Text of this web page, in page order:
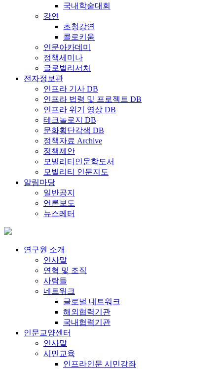
국내학술대회
강연
초청강연
콜로키움
인문아카데미
정책세미나
글로벌리서처
전자정보관
인프라 기사 DB
인프라 법령 및 프로젝트 DB
인프라 위기 영상 DB
테크놀로지 DB
문화횡단각색 DB
정책자료 Archive
정책제안
모빌리티인문학도서
모빌리티 인문지도
알림마당
일반공지
언론보도
뉴스레터
연구원 소개
인사말
연혁 및 조직
사람들
네트워크
글로벌 네트워크
해외협력기관
국내협력기관
인문교양센터
인사말
시민교육
인프라인문 시민강좌